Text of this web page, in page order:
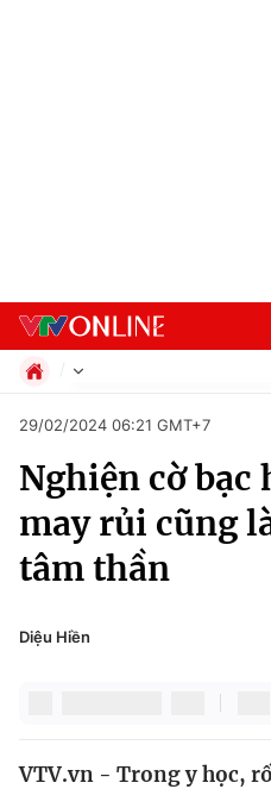
Chuyên mục
Chính trị
Xã hội
Pháp luật
Kinh tế
Thể thao
Truyền hình
29/02/2024 06:21 GMT+7
Nghiện cờ bạc
may rủi cũng
tâm thần
Diệu Hiền
VTV.vn - Trong y học,